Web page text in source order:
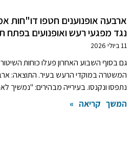
ארבעה אופנוענים חטפו דו"חות
נגד מפגעי רעש ואופנועים בפתח
11 ביולי 2026
גם בסוף השבוע האחרון פעלו כוחות השיטור
המשטרה במוקדי הרעש בעיר. התוצאה:
נתפסו ונקנסו. בעירייה מבהירים: "נמשיך
המשך קריאה »